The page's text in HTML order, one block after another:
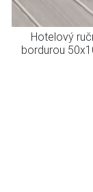
Hotelový
bordurou